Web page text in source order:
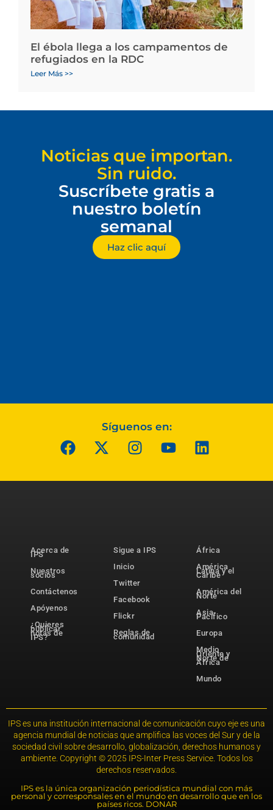
El ébola llega a los campamentos de
refugiados en la RDC
Leer Más >>
Noticias que importan.
Sin ruido.
Suscríbete gratis a
nuestro boletín
semanal
Haz clic aquí
Síguenos en:
Acerca de
IPS
Nuestros
socios
Contáctenos
Apóyenos
¿Quieres
publicar
notas de
IPS?
Sigue a IPS
Inicio
Twitter
Facebook
Flickr
Reglas de
comunidad
África
América
Latina y el
Caribe
América del
Norte
Asia-
Pacífico
Europa
Medio
Oriente y
Norte de
África
Mundo
IPS es una institución internacional de comunicación cuyo eje es una
agencia mundial de noticias que amplifica las voces del Sur y de la
sociedad civil sobre desarrollo, globalización, derechos humanos y
ambiente. Copyright © 2025 IPS-Inter Press Service. Todos los
derechos reservados.
IPS es la única organización periodística mundial con más
personal y corresponsales en el mundo en desarrollo que en los
países ricos. DONAR